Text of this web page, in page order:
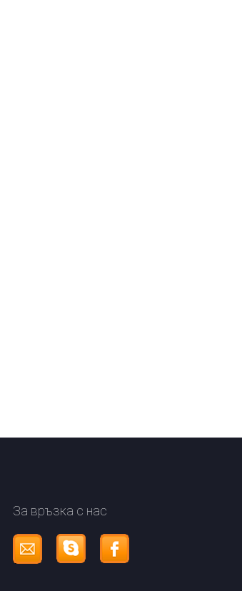
За връзка с нас